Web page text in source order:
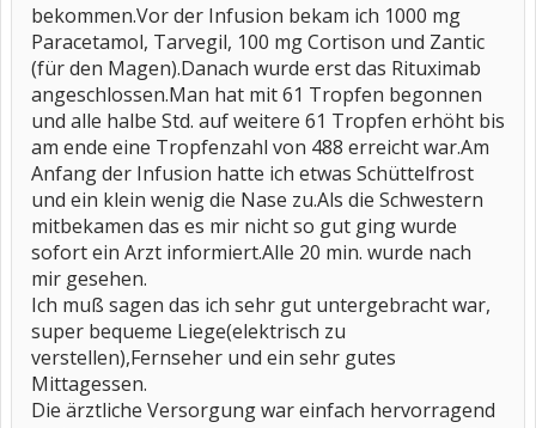
bekommen.Vor der Infusion bekam ich 1000 mg
Paracetamol, Tarvegil, 100 mg Cortison und Zantic
(für den Magen).Danach wurde erst das Rituximab
angeschlossen.Man hat mit 61 Tropfen begonnen
und alle halbe Std. auf weitere 61 Tropfen erhöht bis
am ende eine Tropfenzahl von 488 erreicht war.Am
Anfang der Infusion hatte ich etwas Schüttelfrost
und ein klein wenig die Nase zu.Als die Schwestern
mitbekamen das es mir nicht so gut ging wurde
sofort ein Arzt informiert.Alle 20 min. wurde nach
mir gesehen.
Ich muß sagen das ich sehr gut untergebracht war,
super bequeme Liege(elektrisch zu
verstellen),Fernseher und ein sehr gutes
Mittagessen.
Die ärztliche Versorgung war einfach hervorragend